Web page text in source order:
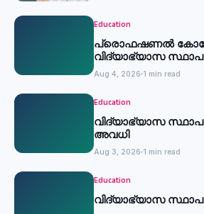
Education
പ്രൊഫഷണൽ
വിദ്യാഭ്യാസ
Aug 4, 2026 1 min read
Education
വിദ്യാഭ്യാസ
അവധി
Aug 3, 2026 1 min read
Education
വിദ്യാഭ്യാസ